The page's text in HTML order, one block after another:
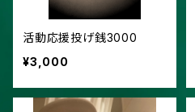
活動応援投げ銭3000
¥3,000